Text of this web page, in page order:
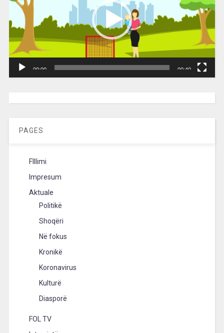
00:00 00:40
PAGES
FIllimi
Impresum
Aktuale
Politikë
Shoqëri
Në fokus
Kronikë
Koronavirus
Kulturë
Diasporë
FOL TV